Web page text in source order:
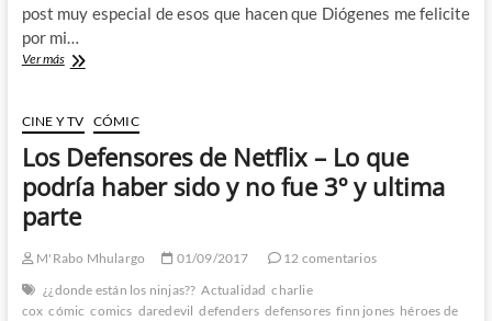
post muy especial de esos que hacen que Diógenes me felicite
por mi…
Ver más¿Que
M’Rabo
Mhulargo
los
Reyes
Magos?
CINE Y TV CÓMIC
Los Defensores de Netflix – Lo que
podría haber sido y no fue 3º y ultima
parte
M'Rabo Mhulargo 01/09/2017
12 comentarios
¿¿donde están los ninjas?? Actualidad charlie
cox cómic comics daredevil defenders defensores finn jones héroes de